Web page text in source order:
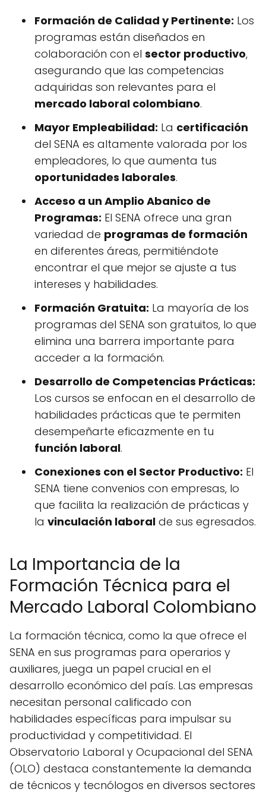
Formación de Calidad y Pertinente: Los
programas están diseñados en
colaboración con el sector productivo,
asegurando que las competencias
adquiridas son relevantes para el
mercado laboral colombiano.
Mayor Empleabilidad: La certificación
del SENA es altamente valorada por los
empleadores, lo que aumenta tus
oportunidades laborales.
Acceso a un Amplio Abanico de
Programas: El SENA ofrece una gran
variedad de programas de formación
en diferentes áreas, permitiéndote
encontrar el que mejor se ajuste a tus
intereses y habilidades.
Formación Gratuita: La mayoría de los
programas del SENA son gratuitos, lo que
elimina una barrera importante para
acceder a la formación.
Desarrollo de Competencias Prácticas:
Los cursos se enfocan en el desarrollo de
habilidades prácticas que te permiten
desempeñarte eficazmente en tu
función laboral.
Conexiones con el Sector Productivo: El
SENA tiene convenios con empresas, lo
que facilita la realización de prácticas y
la vinculación laboral de sus egresados.
La Importancia de la
Formación Técnica para el
Mercado Laboral Colombiano
La formación técnica, como la que ofrece el
SENA en sus programas para operarios y
auxiliares, juega un papel crucial en el
desarrollo económico del país. Las empresas
necesitan personal calificado con
habilidades específicas para impulsar su
productividad y competitividad. El
Observatorio Laboral y Ocupacional del SENA
(OLO) destaca constantemente la demanda
de técnicos y tecnólogos en diversos sectores